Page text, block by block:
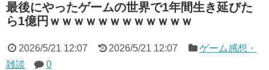
最後にやったゲームの世界で1年間生き延びた
ら1億円ｗｗｗｗｗｗｗｗｗｗｗｗ
2026/5/21 12:07 2026/5/21 12:07
ゲーム感想・
雑談
0